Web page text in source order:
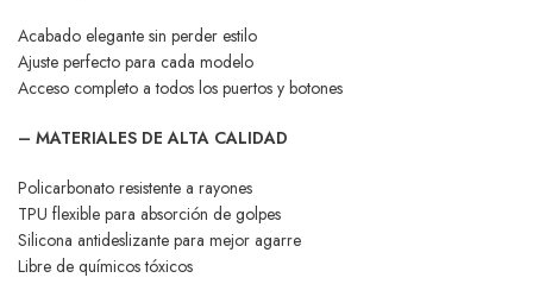
Acabado elegante sin perder estilo
Ajuste perfecto para cada modelo
Acceso completo a todos los puertos y botones
– MATERIALES DE ALTA CALIDAD
Policarbonato resistente a rayones
TPU flexible para absorción de golpes
Silicona antideslizante para mejor agarre
Libre de químicos tóxicos